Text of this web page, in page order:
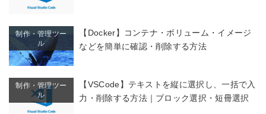
制作・管理ツー
ル
【Docker】コンテナ・ボリューム・イメージ
などを簡単に確認・削除する方法
制作・管理ツー
ル
【VSCode】テキストを縦に選択し、一括で入
力・削除する方法｜ブロック選択・短冊選択